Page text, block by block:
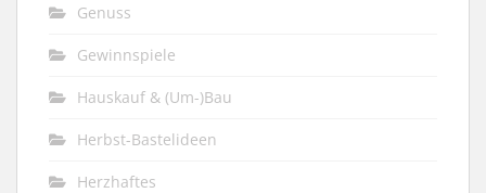
Genuss
Gewinnspiele
Hauskauf & (Um-)Bau
Herbst-Bastelideen
Herzhaftes